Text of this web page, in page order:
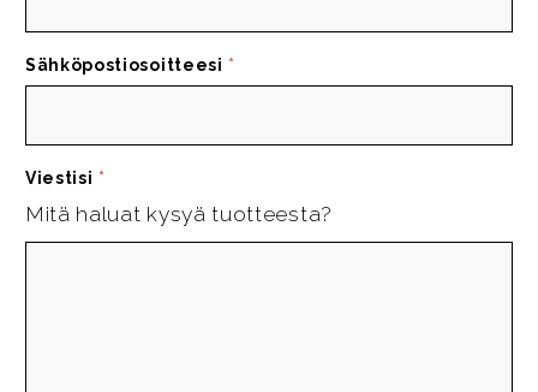
Sähköpostiosoitteesi *
Viestisi *
Mitä haluat kysyä tuotteesta?